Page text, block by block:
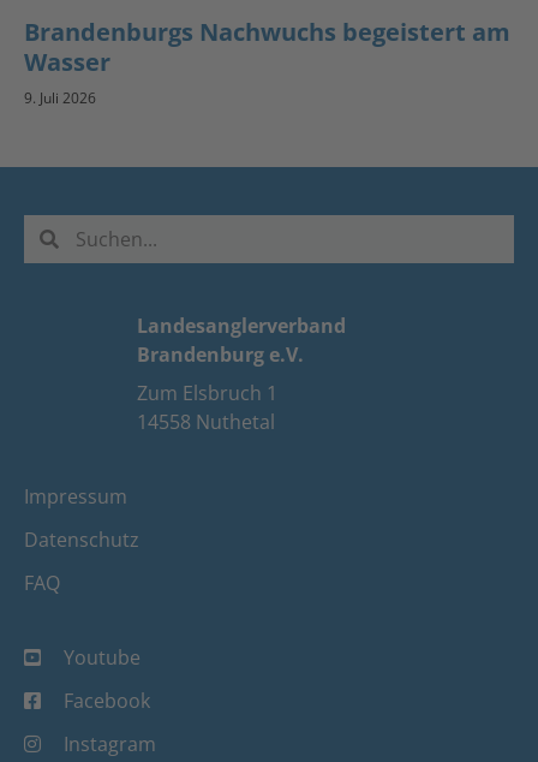
Brandenburgs Nachwuchs begeistert am
Wasser
9. Juli 2026
Landesanglerverband
Brandenburg e.V.
Zum Elsbruch 1
14558 Nuthetal
Impressum
Datenschutz
FAQ
Youtube
Facebook
Instagram